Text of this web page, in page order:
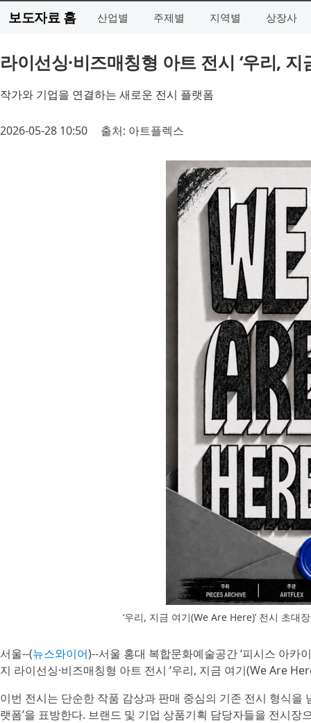
보도자료 홈 산업별 주제별 지역별 상장사
라이선싱·비즈매칭형 아트 전시 ‘우리,
작가와 기업을 연결하는 새로운 전시 플랫폼
2026-05-28 10:50 출처: 아트플렉스
‘우리, 지금 여기(We Are Here)’ 전시 초
서울--(뉴스와이어)--서울 홍대 복합문화예술공간 ‘피시스 아카
지 라이선싱·비즈매칭형 아트 전시 ‘우리, 지금 여기(We Are
이번 전시는 단순한 작품 감상과 판매 중심의 기존 전시 형식을
랫폼’을 표방한다. 브랜드 및 기업 상품기획 담당자들을 전시